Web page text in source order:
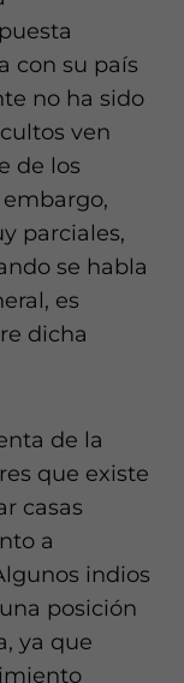
con su país
no ha sido
ven
de los
parciales,
se habla
es
dicha
de la
que existe
casas
a
indios
posición
ya que